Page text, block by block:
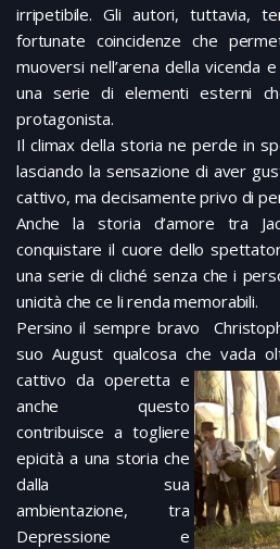
irripetibile. Gli autori, tuttavia,
fortunate coincidenze che
muoversi nell’arena della vicenda
una serie di elementi esterni
protagonista.
Il climax della storia ne perde in
lasciando la sensazione di aver
cattivo, ma decisamente privo di
Anche la storia d’amore tra
conquistare il cuore dello
una serie di cliché senza che i
unicità che ce li renda memorabili.
Persino il sempre bravo
suo August qualcosa che vada
cattivo da operetta e
anche questo
contribuisce a togliere
epicità a una storia che
dalla sua
ambientazione, tra
Depressione e